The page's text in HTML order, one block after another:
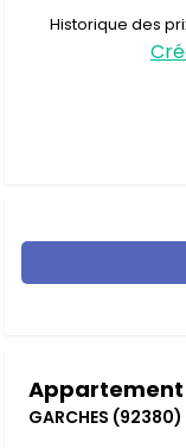
Historique des
Appartement
GARCHES (92380)